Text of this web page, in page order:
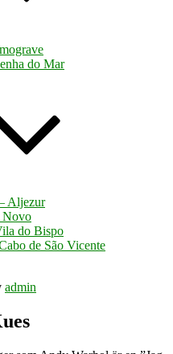
do Mar
Aljezur
Novo
do Bispo
de São Vicente
admin